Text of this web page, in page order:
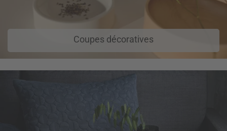
Coupes décoratives